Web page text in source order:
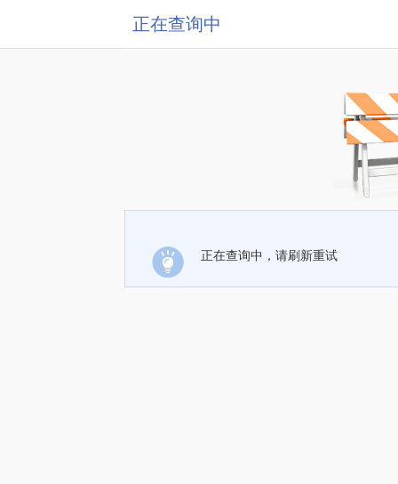
正在查询中
正在查询中，请刷新重试